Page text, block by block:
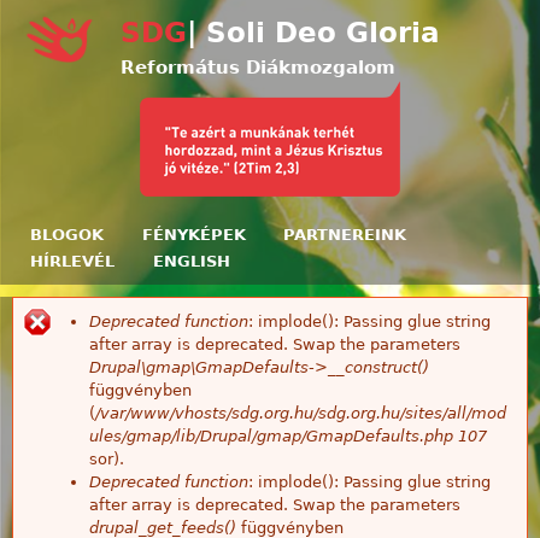
Ugrás a tartalomra
SDG| Soli Deo Gloria
Református Diákmozgalom
BLOGOK FÉNYKÉPEK
PARTNEREINK
HÍRLEVÉL
ENGLISH
Hibaüzenet
Deprecated function: implode(): Passing glue string
after array is deprecated. Swap the parameters
Drupal\gmap\GmapDefaults->__construct()
függvényben
(/var/www/vhosts/sdg.org.hu/sdg.org.hu/sites/all/mod
ules/gmap/lib/Drupal/gmap/GmapDefaults.php 107
sor).
Deprecated function: implode(): Passing glue string
after array is deprecated. Swap the parameters
drupal_get_feeds() függvényben